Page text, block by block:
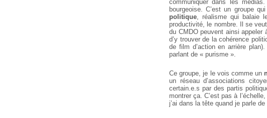
communiquer dans les
bourgeoise. C’est un groupe
politique, réalisme qui balaie
productivité, le nombre. Il se
du CMDO peuvent ainsi
d’y trouver de la cohérence
de film d’action en arrière plan).
parlant de « purisme ».
Ce groupe, je le vois comme un
un réseau d’associations
certain.e.s par des partis
montrer ça. C’est pas à
j’ai dans la tête quand je parle